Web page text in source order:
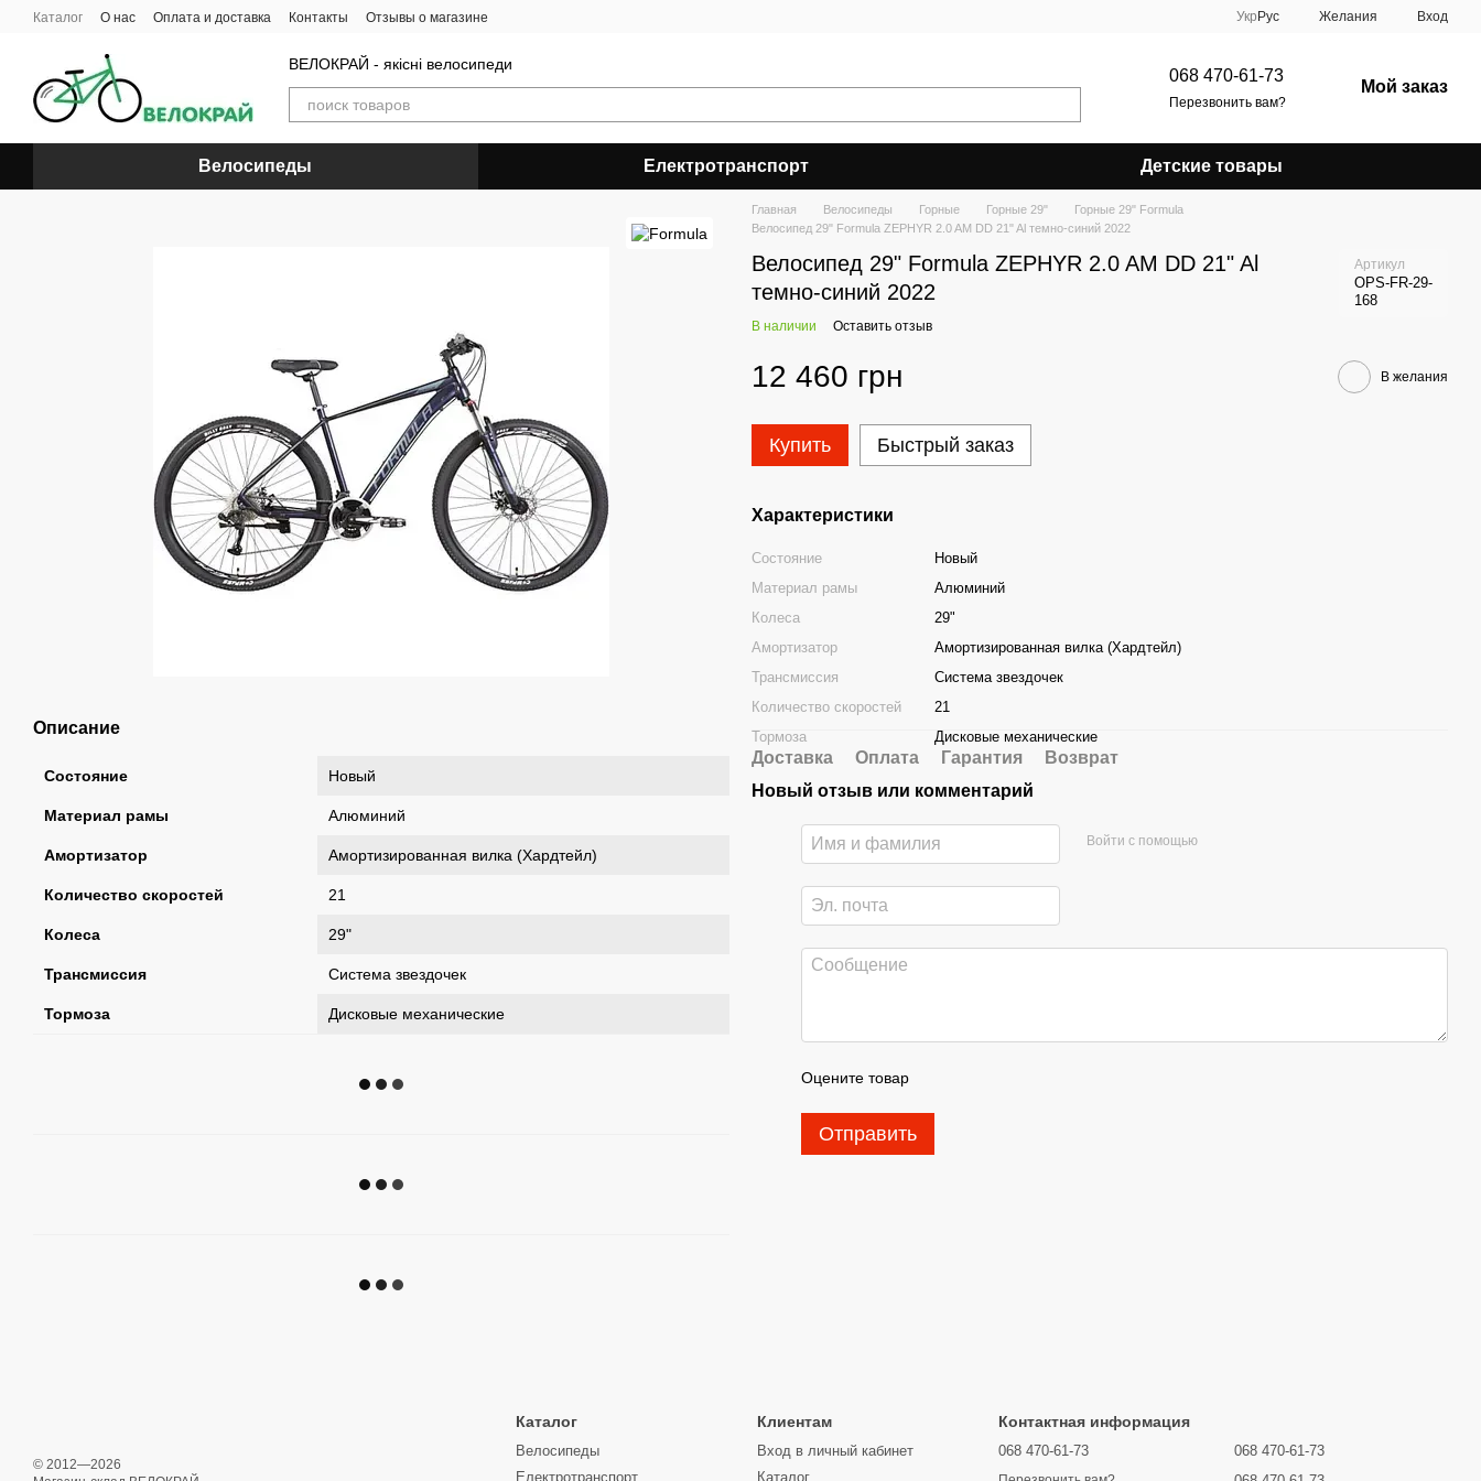
Перейти к основному контенту
Каталог О нас Оплата и доставка Контакты Отзывы о магазине Укр Рус Желания Вход
ВЕЛОКРАЙ - якісні велосипеди
068 470-61-73
Перезвонить вам?
Мой заказ
Велосипеды Електротранспорт Детские товары
Описание
Состояние Новый
Материал рамы Алюминий
Амортизатор Амортизированная вилка (Хардтейл)
Количество скоростей 21
Колеса 29"
Трансмиссия Система звездочек
Тормоза Дисковые механические
Главная Велосипеды Горные Горные 29"
Горные 29" Formula
Велосипед 29" Formula ZEPHYR 2.0 AM DD 21" Al темно-синий 2022
Велосипед 29" Formula ZEPHYR 2.0 AM DD 21" Al
темно-синий 2022
Артикул
OPS-FR-29-
168
В наличии Оставить отзыв
12 460 грн В желания
Купить Быстрый заказ
Характеристики
Состояние
Новый
Материал рамы
Алюминий
Колеса
29"
Амортизатор
Амортизированная вилка (Хардтейл)
Трансмиссия
Система звездочек
Количество скоростей
21
Тормоза
Дисковые механические
Доставка Оплата Гарантия
Возврат
Новый отзыв или комментарий
Войти с помощью
Оцените товар
Отправить
© 2012—2026
Каталог
Велосипеды
Електротранспорт
Клиентам
Вход в личный кабинет
Каталог
Контактная информация
068 470-61-73
068 470-61-73